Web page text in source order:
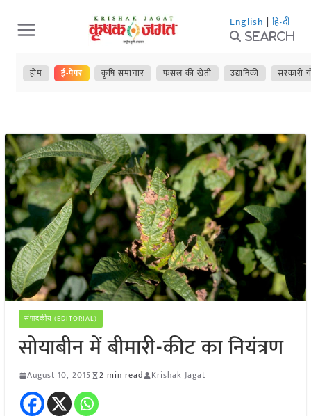
Skip
to
content
English | हिन्दी
Search
होम ई-पेपर कृषि समाचार फसल की खेती उद्यानिकी सरकारी
संपादकीय (EDITORIAL)
सोयाबीन में बीमारी-कीट का नियंत्रण
August 10, 2015 2 min read Krishak Jagat